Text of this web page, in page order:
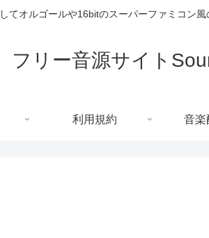
てオルゴールや16bitのスーパーファミコン風
フリー音源サイト
利用規約 音楽